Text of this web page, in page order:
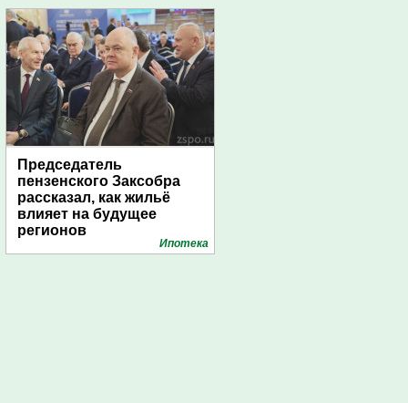
Председатель
пензенского Заксобра
рассказал, как жильё
влияет на будущее
регионов
Ипотека